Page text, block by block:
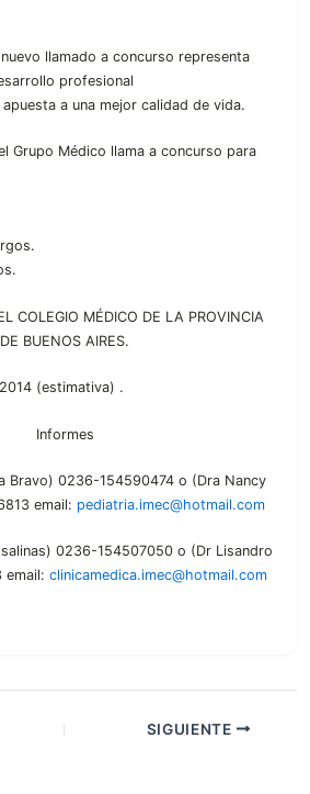
llamado a concurso representa
profesional
a una mejor calidad de vida.
Grupo Médico llama a concurso para
COLEGIO MÉDICO DE LA PROVINCIA
DE BUENOS AIRES.
(estimativa) .
Informes
Bravo) 0236-154590474 o (Dra Nancy
email: pediatria.imec@hotmail.com
0236-154507050 o (Dr Lisandro
email: clinicamedica.imec@hotmail.com
SIGUIENTE